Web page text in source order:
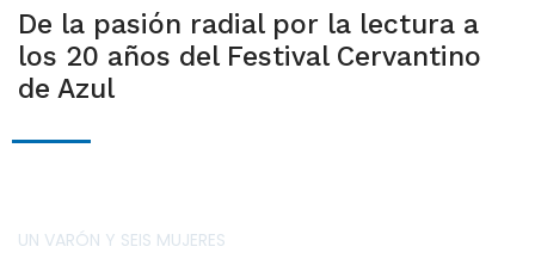
De la pasión radial por la lectura a
los 20 años del Festival Cervantino
de Azul
UN VARÓN Y SEIS MUJERES